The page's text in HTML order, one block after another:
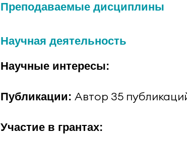
Преподаваемые дисциплины
Научная деятельность
Научные интересы:
Публикации: Автор 35
Участие в грантах: